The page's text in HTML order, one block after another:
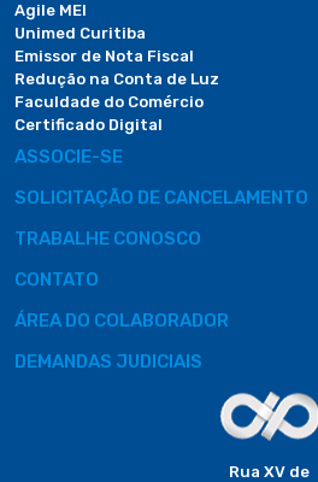
Agile MEI
Unimed Curitiba
Emissor de Nota Fiscal
Redução na Conta de Luz
Faculdade do Comércio
Certificado Digital
ASSOCIE-SE
SOLICITAÇÃO DE CANCELAMENTO
TRABALHE CONOSCO
CONTATO
ÁREA DO COLABORADOR
DEMANDAS JUDICIAIS
Rua XV de